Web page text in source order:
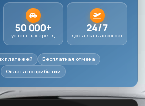
50 000+
успешных аренд
24/7
доставка в аэропорт
платежей Бесплатная отмена
Оплата по прибытии